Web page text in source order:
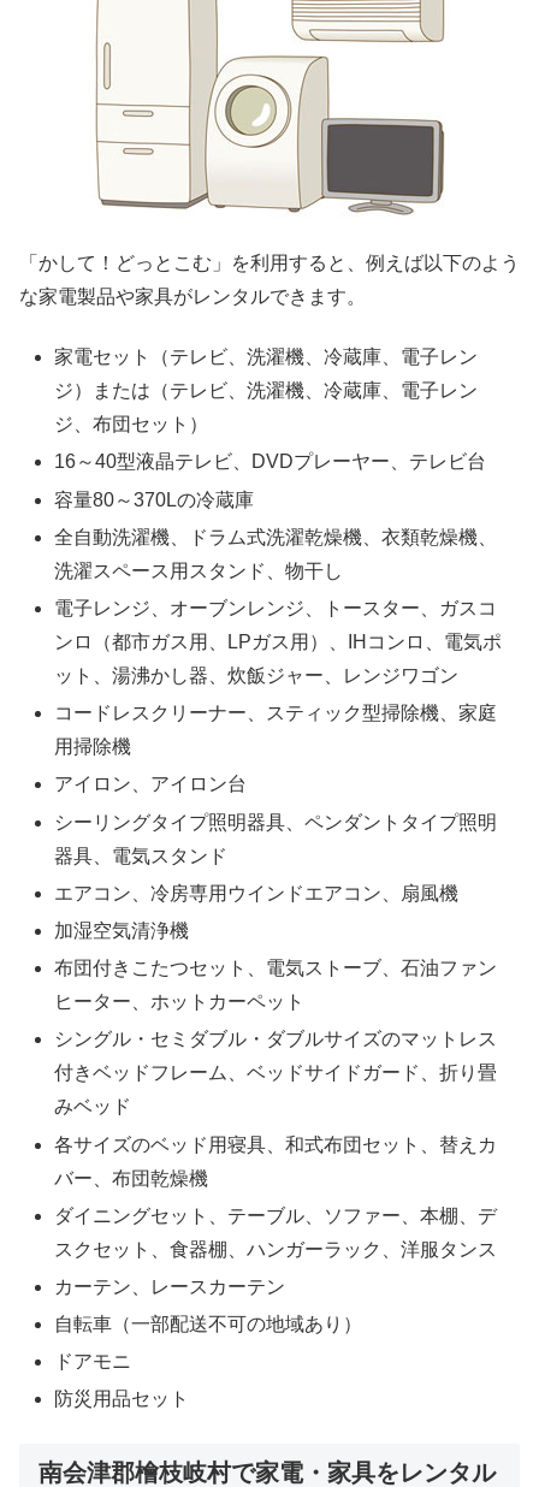
「かして！どっとこむ」を利用すると、例えば以下のよう
な家電製品や家具がレンタルできます。
家電セット（テレビ、洗濯機、冷蔵庫、電子レン
ジ）または（テレビ、洗濯機、冷蔵庫、電子レン
ジ、布団セット）
16～40型液晶テレビ、DVDプレーヤー、テレビ台
容量80～370Lの冷蔵庫
全自動洗濯機、ドラム式洗濯乾燥機、衣類乾燥機、
洗濯スペース用スタンド、物干し
電子レンジ、オーブンレンジ、トースター、ガスコ
ンロ（都市ガス用、LPガス用）、IHコンロ、電気ポ
ット、湯沸かし器、炊飯ジャー、レンジワゴン
コードレスクリーナー、スティック型掃除機、家庭
用掃除機
アイロン、アイロン台
シーリングタイプ照明器具、ペンダントタイプ照明
器具、電気スタンド
エアコン、冷房専用ウインドエアコン、扇風機
加湿空気清浄機
布団付きこたつセット、電気ストーブ、石油ファン
ヒーター、ホットカーペット
シングル・セミダブル・ダブルサイズのマットレス
付きベッドフレーム、ベッドサイドガード、折り畳
みベッド
各サイズのベッド用寝具、和式布団セット、替えカ
バー、布団乾燥機
ダイニングセット、テーブル、ソファー、本棚、デ
スクセット、食器棚、ハンガーラック、洋服タンス
カーテン、レースカーテン
自転車（一部配送不可の地域あり）
ドアモニ
防災用品セット
南会津郡檜枝岐村で家電・家具をレンタル